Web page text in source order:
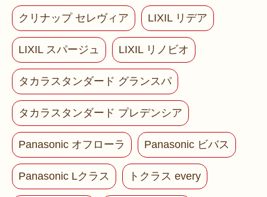
クリナップ セレヴィア LIXIL リデア
LIXIL スパージュ LIXIL リノビオ
タカラスタンダード グランスパ
タカラスタンダード プレデンシア
Panasonic オフローラ Panasonic ビバス
Panasonic Lクラス トクラス every